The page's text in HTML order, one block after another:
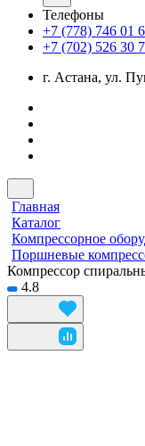
Телефоны
+7 (778) 746 01
+7 (702) 526 30
г. Астана, ул.
Главная
Каталог
Компрессорное
Поршневые
Компрессор
4.8